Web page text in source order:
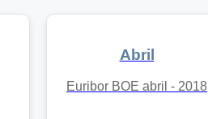
Abril
Euribor BOE abril - 2018